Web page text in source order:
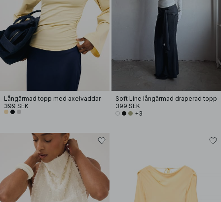
Långärmad topp med axelvaddar
399 SEK
Soft Line långärmad draperad topp
399 SEK
+3